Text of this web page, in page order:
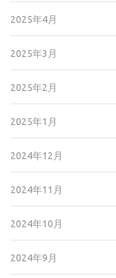
2025年4月
2025年3月
2025年2月
2025年1月
2024年12月
2024年11月
2024年10月
2024年9月